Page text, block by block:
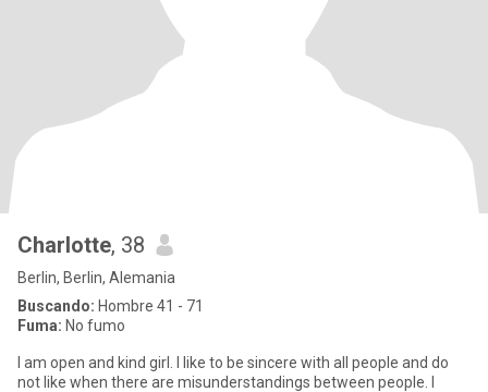
Charlotte, 38
Berlin, Berlin, Alemania
Buscando: Hombre 41 - 71
Fuma: No fumo
I am open and kind girl. I like to be sincere with all people and do
not like when there are misunderstandings between people. I